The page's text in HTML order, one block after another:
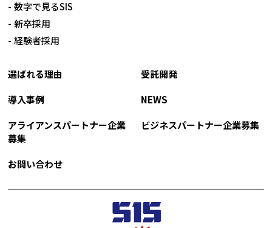
数字で見るSIS
新卒採用
経験者採用
選ばれる理由
受託開発
導入事例
NEWS
アライアンスパートナー企業
募集
ビジネスパートナー企業募集
お問い合わせ